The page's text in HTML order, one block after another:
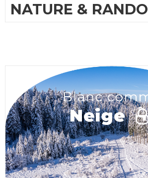
NATURE & RANDO